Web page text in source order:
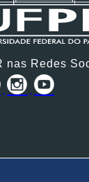
nas Redes